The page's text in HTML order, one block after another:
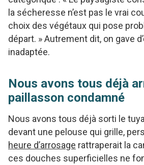
la sécheresse n’est pas le vrai
choix des végétaux qui pose
départ. » Autrement dit, on gave
inadaptée.
Nous avons tous déjà
paillasson condamné
Nous avons tous déjà sorti le
devant une pelouse qui grille,
heure d’arrosage rattraperait la
ces douches superficielles ne